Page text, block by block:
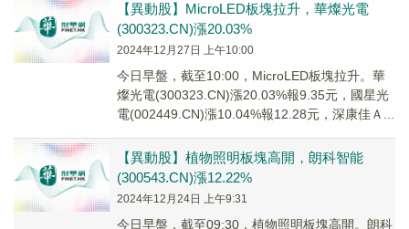
【異動股】MicroLED板塊拉升，華燦光電
(300323.CN)漲20.03%
2024年12月27日 上午10:00
今日早盤，截至10:00，MicroLED板塊拉升。華
燦光電(300323.CN)漲20.03%報9.35元，國星光
電(002449.CN)漲10.04%報12.28元，深康佳Ａ...
【異動股】植物照明板塊高開，朗科智能
(300543.CN)漲12.22%
2024年12月24日 上午9:31
今日早盤，截至09:30，植物照明板塊高開。朗科